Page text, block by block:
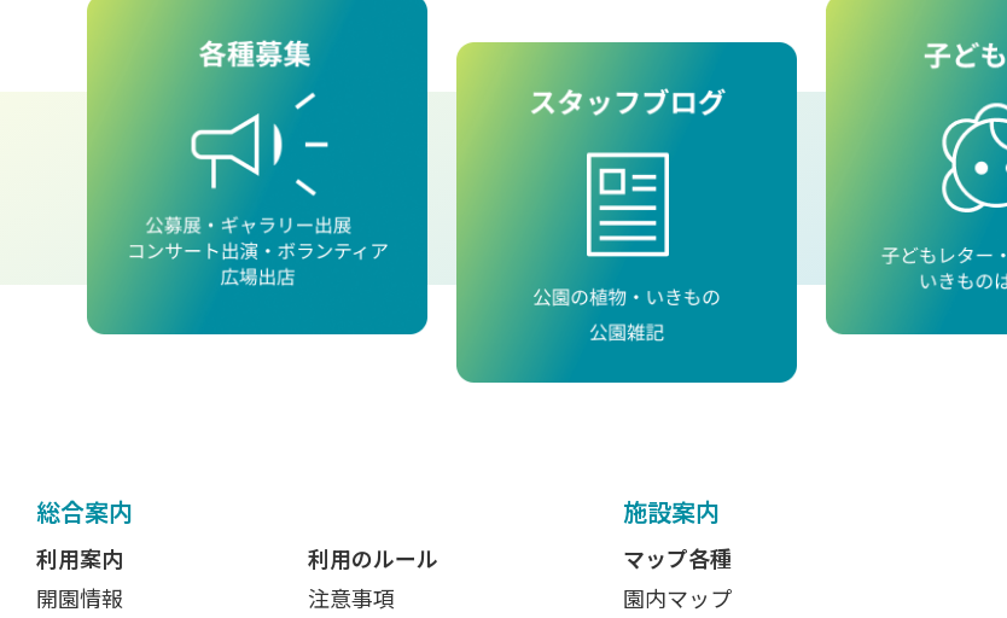
総合案内
利用案内
開園情報
利用のルール
注意事項
施設案内
マップ各種
園内マップ